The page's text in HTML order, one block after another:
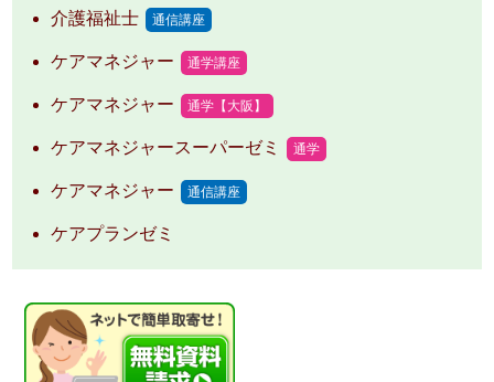
介護福祉士 通信講座
ケアマネジャー 通学講座
ケアマネジャー 通学【大阪】
ケアマネジャースーパーゼミ 通学
ケアマネジャー 通信講座
ケアプランゼミ